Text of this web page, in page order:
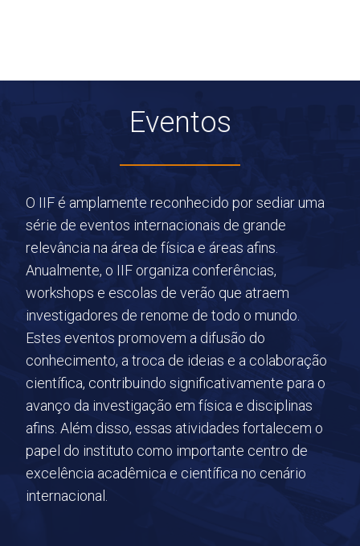
Eventos
O IIF é amplamente reconhecido por sediar uma
série de eventos internacionais de grande
relevância na área de física e áreas afins.
Anualmente, o IIF organiza conferências,
workshops e escolas de verão que atraem
investigadores de renome de todo o mundo.
Estes eventos promovem a difusão do
conhecimento, a troca de ideias e a colaboração
científica, contribuindo significativamente para o
avanço da investigação em física e disciplinas
afins. Além disso, essas atividades fortalecem o
papel do instituto como importante centro de
excelência acadêmica e científica no cenário
internacional.